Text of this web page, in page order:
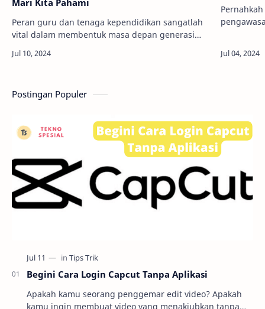
Peran guru dan tenaga kependidikan sangatlah
vital dalam membentuk masa depan generasi
menyampaikan ilmu pengetahuan, tetapi juga
Peng…
Postingan Populer
Begini Cara Login Capcut Tanpa Aplikasi
Apakah kamu seorang penggemar edit video? Apakah
kamu ingin membuat video yang menakjubkan tanpa